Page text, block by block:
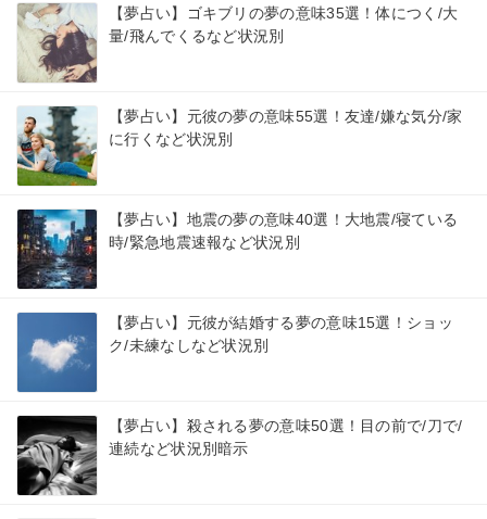
【夢占い】ゴキブリの夢の意味35選！体につく/大
量/飛んでくるなど状況別
【夢占い】元彼の夢の意味55選！友達/嫌な気分/家
に行くなど状況別
【夢占い】地震の夢の意味40選！大地震/寝ている
時/緊急地震速報など状況別
【夢占い】元彼が結婚する夢の意味15選！ショッ
ク/未練なしなど状況別
【夢占い】殺される夢の意味50選！目の前で/刀で/
連続など状況別暗示